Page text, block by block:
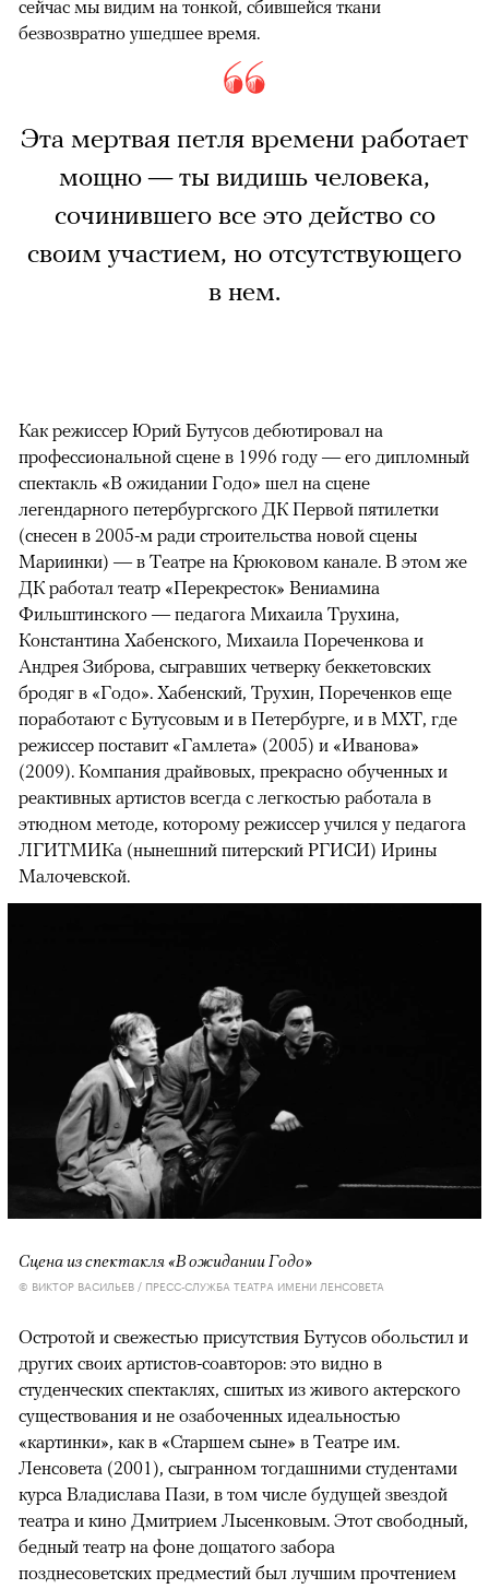
сейчас мы видим на тонкой, сбившейся ткани
безвозвратно ушедшее время.
Эта мертвая петля времени работает
мощно — ты видишь человека,
сочинившего все это действо со
своим участием, но отсутствующего
в нем.
Как режиссер Юрий Бутусов дебютировал на
профессиональной сцене в 1996 году — его дипломный
спектакль «В ожидании Годо» шел на сцене
легендарного петербургского ДК Первой пятилетки
(снесен в 2005-м ради строительства новой сцены
Мариинки) — в Театре на Крюковом канале. В этом же
ДК работал театр «Перекресток» Вениамина
Фильштинского — педагога Михаила Трухина,
Константина Хабенского, Михаила Пореченкова и
Андрея Зиброва, сыгравших четверку беккетовских
бродяг в «Годо». Хабенский, Трухин, Пореченков еще
поработают с Бутусовым и в Петербурге, и в МХТ, где
режиссер поставит «Гамлета» (2005) и «Иванова»
(2009). Компания драйвовых, прекрасно обученных и
реактивных артистов всегда с легкостью работала в
этюдном методе, которому режиссер учился у педагога
ЛГИТМИКа (нынешний питерский РГИСИ) Ирины
Малочевской.
Сцена из спектакля «В ожидании Годо»
© ВИКТОР ВАСИЛЬЕВ / ПРЕСС-СЛУЖБА ТЕАТРА ИМЕНИ ЛЕНСОВЕТА
Остротой и свежестью присутствия Бутусов обольстил и
других своих артистов-соавторов: это видно в
студенческих спектаклях, сшитых из живого актерского
существования и не озабоченных идеальностью
«картинки», как в «Старшем сыне» в Театре им.
Ленсовета (2001), сыгранном тогдашними студентами
курса Владислава Пази, в том числе будущей звездой
театра и кино Дмитрием Лысенковым. Этот свободный,
бедный театр на фоне дощатого забора
позднесоветских предместий был лучшим прочтением